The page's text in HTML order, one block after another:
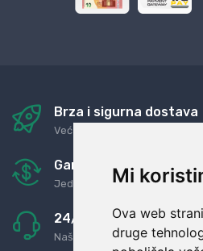
Mi
Ova web
druge
Brza i sigurna dostava
Već za nekoliko dana kod vas
Garancija u povrat
Jednostavno pravilo: Roba
24/7 odlična podrška
Naši agenti uvijek na